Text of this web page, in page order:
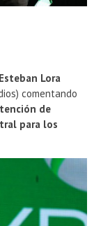
Lora
comentando
de
para los